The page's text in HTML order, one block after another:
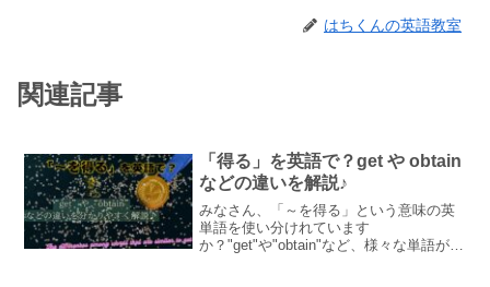
はちくんの英語教室
関連記事
「得る」を英語で？get や obtain
などの違いを解説♪
みなさん、「～を得る」という意味の英
単語を使い分けれています
か？"get"や"obtain"など、様々な単語があ